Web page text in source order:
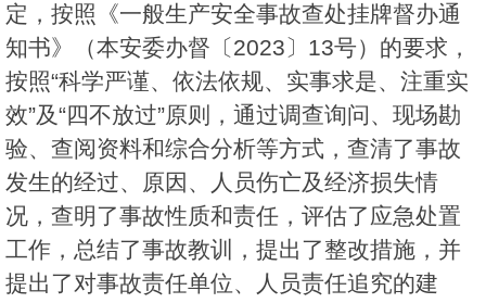
定，按照《一般生产安全事故查处挂牌督办通
知书》（本安委办督〔2023〕13号）的要求，
按照“科学严谨、依法依规、实事求是、注重实
效”及“四不放过”原则，通过调查询问、现场勘
验、查阅资料和综合分析等方式，查清了事故
发生的经过、原因、人员伤亡及经济损失情
况，查明了事故性质和责任，评估了应急处置
工作，总结了事故教训，提出了整改措施，并
提出了对事故责任单位、人员责任追究的建